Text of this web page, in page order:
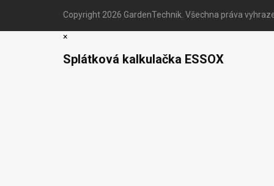
Copyright 2026 GardenTechnik . Všechna práva
×
Splátková kalkulačka ESSOX